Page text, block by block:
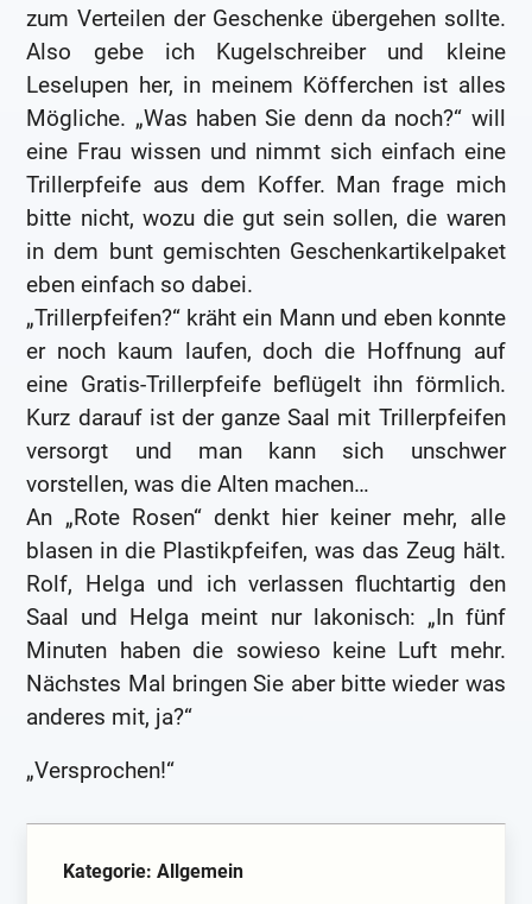
zum Verteilen der Geschenke übergehen sollte.
Also gebe ich Kugelschreiber und kleine
Leselupen her, in meinem Köfferchen ist alles
Mögliche. „Was haben Sie denn da noch?“ will
eine Frau wissen und nimmt sich einfach eine
Trillerpfeife aus dem Koffer. Man frage mich
bitte nicht, wozu die gut sein sollen, die waren
in dem bunt gemischten Geschenkartikelpaket
eben einfach so dabei.
„Trillerpfeifen?“ kräht ein Mann und eben konnte
er noch kaum laufen, doch die Hoffnung auf
eine Gratis-Trillerpfeife beflügelt ihn förmlich.
Kurz darauf ist der ganze Saal mit Trillerpfeifen
versorgt und man kann sich unschwer
vorstellen, was die Alten machen…
An „Rote Rosen“ denkt hier keiner mehr, alle
blasen in die Plastikpfeifen, was das Zeug hält.
Rolf, Helga und ich verlassen fluchtartig den
Saal und Helga meint nur lakonisch: „In fünf
Minuten haben die sowieso keine Luft mehr.
Nächstes Mal bringen Sie aber bitte wieder was
anderes mit, ja?“
„Versprochen!“
Kategorie: Allgemein